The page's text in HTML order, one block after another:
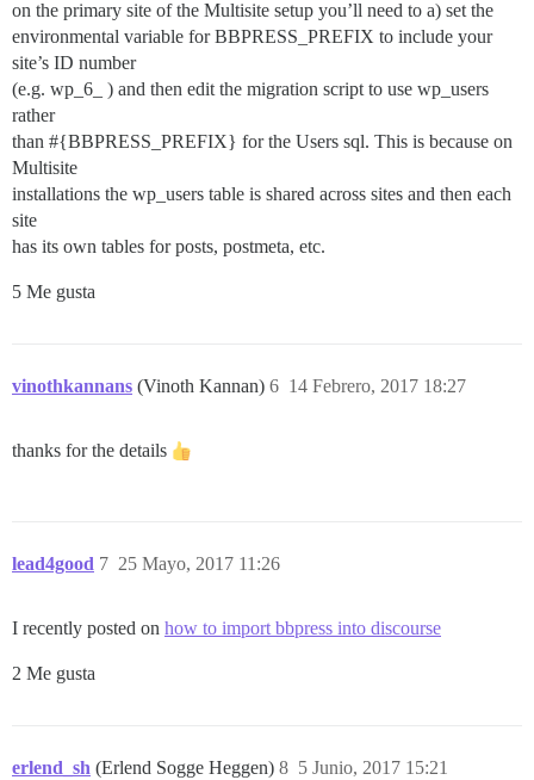
on the primary site of the Multisite setup you’ll need to a) set the
environmental variable for BBPRESS_PREFIX to include your
site’s ID number
(e.g. wp_6_ ) and then edit the migration script to use wp_users
rather
than #{BBPRESS_PREFIX} for the Users sql. This is because on
Multisite
installations the wp_users table is shared across sites and then each
site
has its own tables for posts, postmeta, etc.
5 Me gusta
vinothkannans (Vinoth Kannan) 14 Febrero, 2017 18:27
6
thanks for the details
lead4good 25 Mayo, 2017 11:26
7
I recently posted on how to import bbpress into discourse
2 Me gusta
erlend_sh (Erlend Sogge Heggen) 5 Junio, 2017 15:21
8